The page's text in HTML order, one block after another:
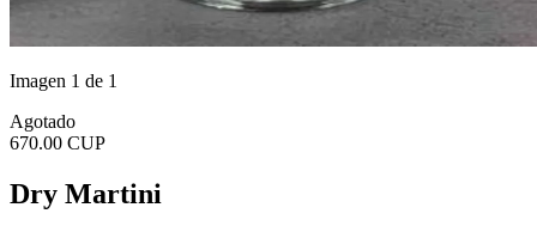
Imagen 1 de 1
Agotado
670.00 CUP
Dry Martini